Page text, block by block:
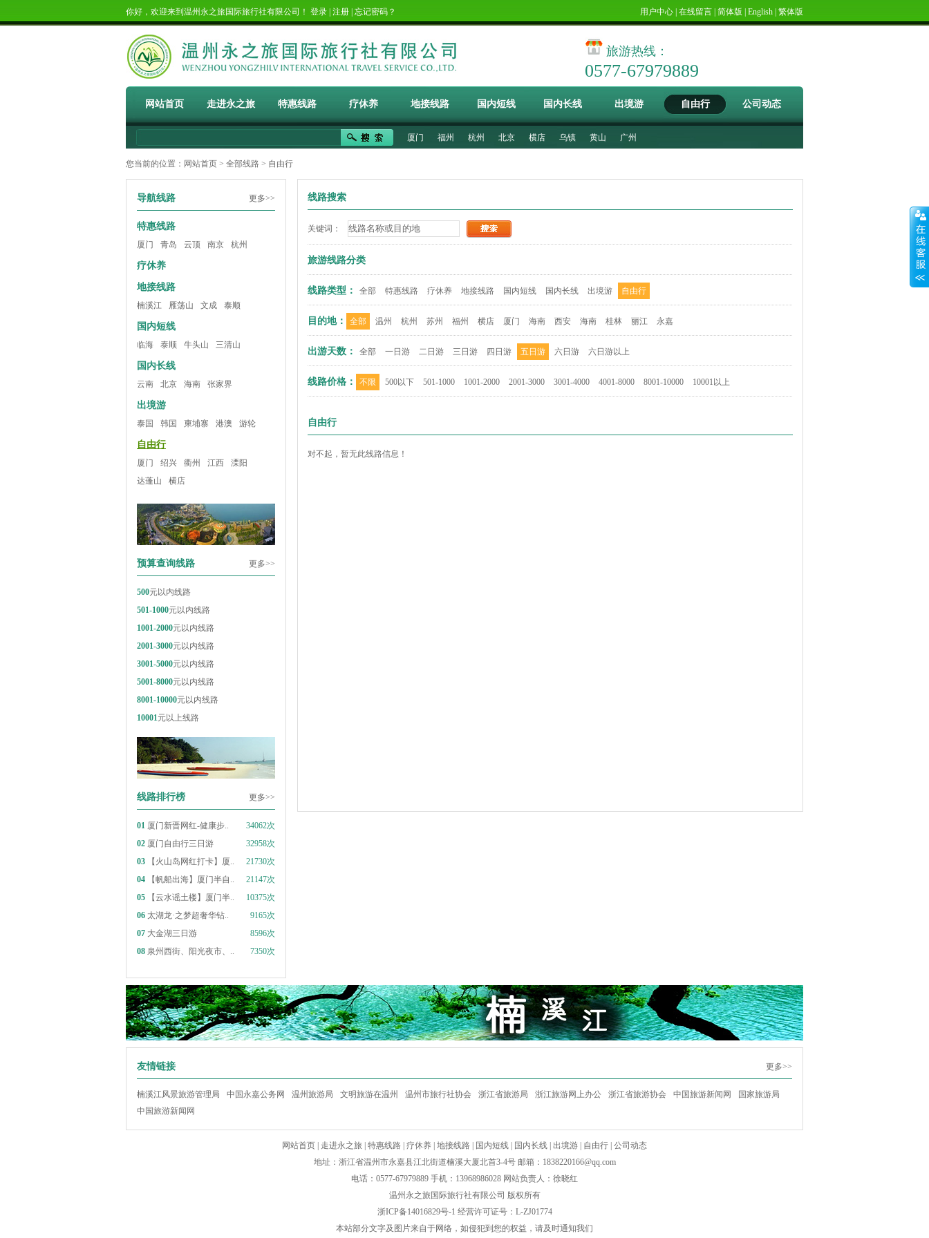
你好，欢迎来到温州永之旅国际旅行社有限公司！ 登录 注册 忘记密码？ 用户中心 在线留言 简体版 English 繁体版
旅游热线：
0577-67979889
网站首页 走进永之旅 特惠线路 疗休养 地接线路 国内短线 国内长线 出境游 自由行 公司动态
厦门 福州 杭州 北京 横店 乌镇 黄山 广州
您当前的位置： 网站首页 > 全部线路 > 自由行
导航线路 更多>>
特惠线路
厦门 青岛 云顶 南京 杭州
疗休养
地接线路
楠溪江 雁荡山 文成 泰顺
国内短线
临海 泰顺 牛头山 三清山
国内长线
云南 北京 海南 张家界
出境游
泰国 韩国 柬埔寨 港澳 游轮
自由行
厦门 绍兴 衢州 江西
溧阳
达蓬山
横店
预算查询线路 更多>>
500元以内线路
501-1000元以内线路
1001-2000元以内线路
2001-3000元以内线路
3001-5000元以内线路
5001-8000元以内线路
8001-10000元以内线路
10001元以上线路
线路排行榜 更多>>
01 厦门新晋网红-健康步..
34062次
02 厦门自由行三日游
32958次
03 【火山岛网红打卡】厦..
21730次
04 【帆船出海】厦门半自..
21147次
05 【云水谣土楼】厦门半..
10375次
06 太湖龙·之梦超奢华钻..
9165次
07 大金湖三日游
8596次
08 泉州西街、阳光夜市、.. 7350次
线路搜索
关键词：
旅游线路分类
线路类型： 全部 特惠线路 疗休养 地接线路 国内短线 国内长线 出境游 自由行
目的地： 全部 温州 杭州 苏州 福州 横店 厦门 海南 西安 海南 桂林 丽江 永嘉
出游天数： 全部 一日游 二日游 三日游 四日游 五日游 六日游 六日游以上
线路价格： 不限 500以下 501-1000 1001-2000 2001-3000 3001-4000 4001-8000 8001-10000 10001以上
自由行
对不起，暂无此线路信息！
友情链接 更多>>
楠溪江风景旅游管理局 中国永嘉公务网 温州旅游局 文明旅游在温州 温州市旅行社协会 浙江省旅游局 浙江旅游网上办公 浙江省旅游协会 中国旅游新闻网
国家旅游局
中国旅游新闻网
网站首页 走进永之旅 特惠线路 疗休养 地接线路 国内短线 国内长线 出境游 自由行 公司动态
地址：浙江省温州市永嘉县江北街道楠溪大厦北首3-4号 邮箱： 1838220166@qq.com
电话：0577-67979889 手机：13968986028 网站负责人：徐晓红
温州永之旅国际旅行社有限公司 版权所有
浙ICP备14016829号-1 经营许可证号：L-ZJ01774
本站部分文字及图片来自于网络，如侵犯到您的权益，请及时通知我们